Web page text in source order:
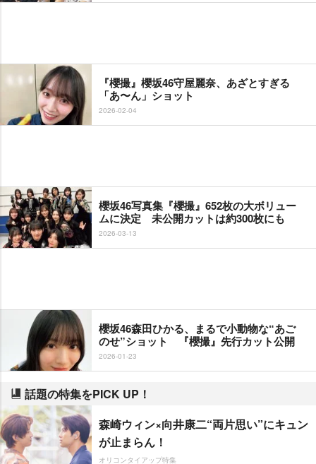
『櫻撮』櫻坂46守屋麗奈、あざとすぎる
「あ〜ん」ショット
2026-02-04
櫻坂46写真集『櫻撮』652枚の大ボリュー
ムに決定 未公開カットは約300枚にも
2026-03-13
櫻坂46森田ひかる、まるで小動物な“あご
のせ”ショット 『櫻撮』先行カット公開
2026-01-23
話題の特集をPICK UP！
森崎ウィン×向井康二“両片思い”にキュン
が止まらん！
オリコンタイアップ特集